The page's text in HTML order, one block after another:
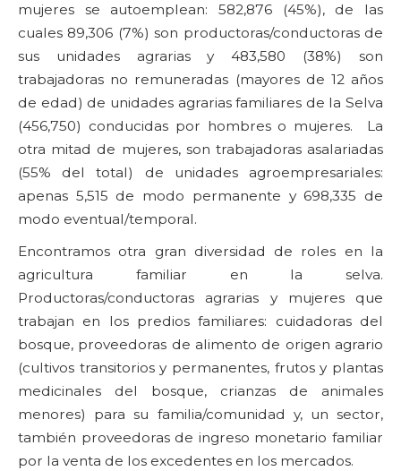
mujeres se autoemplean: 582,876 (45%), de las
cuales 89,306 (7%) son productoras/conductoras de
sus unidades agrarias y 483,580 (38%) son
trabajadoras no remuneradas (mayores de 12 años
de edad) de unidades agrarias familiares de la Selva
(456,750) conducidas por hombres o mujeres. La
otra mitad de mujeres, son trabajadoras asalariadas
(55% del total) de unidades agroempresariales:
apenas 5,515 de modo permanente y 698,335 de
modo eventual/temporal.
Encontramos otra gran diversidad de roles en la
agricultura familiar en la selva.
Productoras/conductoras agrarias y mujeres que
trabajan en los predios familiares: cuidadoras del
bosque, proveedoras de alimento de origen agrario
(cultivos transitorios y permanentes, frutos y plantas
medicinales del bosque, crianzas de animales
menores) para su familia/comunidad y, un sector,
también proveedoras de ingreso monetario familiar
por la venta de los excedentes en los mercados.